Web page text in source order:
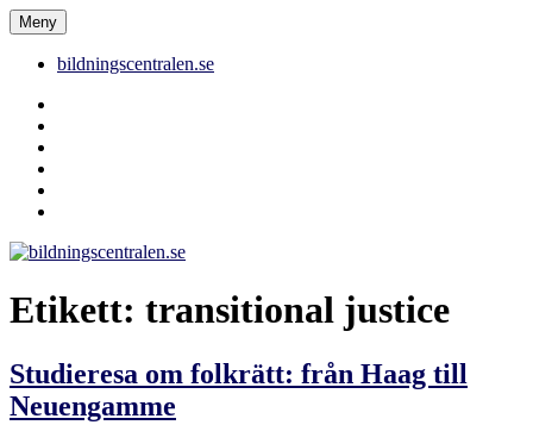
Hoppa
till
innehåll
bildningscentralen.se
Meny
bildningscentralen.se
Etikett: transitional justice
Studieresa om folkrätt: från Haag till
Neuengamme